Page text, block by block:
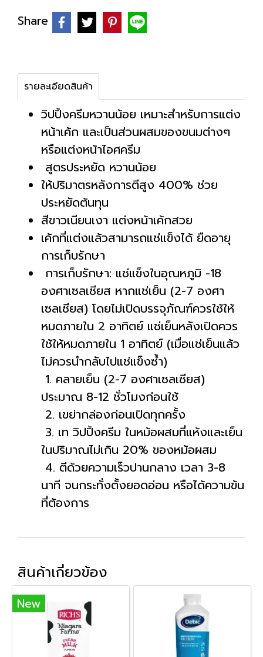
Share
รายละเอียดสินค้า
วิปปิ้งครีมหวานน้อย เหมาะสำหรับการแต่ง
หน้าเค้ก และเป็นส่วนผสมของขนมต่างๆ
หรือแต่งหน้าไอศครีม
สูตรประหยัด หวานน้อย
ให้ปริมาตรหลังการตีสูง 400% ช่วย
ประหยัดต้นทุน
สีขาวเนียนเงา แต่งหน้าเค้กสวย
เค้กที่แต่งแล้วสามารถแช่แข็งได้ ยืดอายุ
การเก็บรักษา
การเก็บรักษา: แช่แข็งในอุณหภูมิ -18
องศาเซลเซียส หากแช่เย็น (2-7 องศา
เซลเซียส) โดยไม่เปิดบรรจุภัณฑ์ควรใช้ให้
หมดภายใน 2 อาทิตย์ แช่เย็นหลังเปิดควร
ใช้ให้หมดภายใน 1 อาทิตย์ (เมื่อแช่เย็นแล้ว
ไม่ควรนำกลับไปแช่แข็งซ้ำ)
1. คลายเย็น (2-7 องศาเซลเซียส)
ประมาณ 8-12 ชั่วโมงก่อนใช้
2. เขย่ากล่องก่อนเปิดทุกครั้ง
3. เท วิปปิ้งครีม ในหม้อผสมที่แห้งและเย็น
ในปริมาณไม่เกิน 20% ของหม้อผสม
4. ตีด้วยความเร็วปานกลาง เวลา 3-8
นาที จนกระทั่งตั้งยอดอ่อน หรือได้ความข้น
ที่ต้องการ
สินค้าเกี่ยวข้อง
New